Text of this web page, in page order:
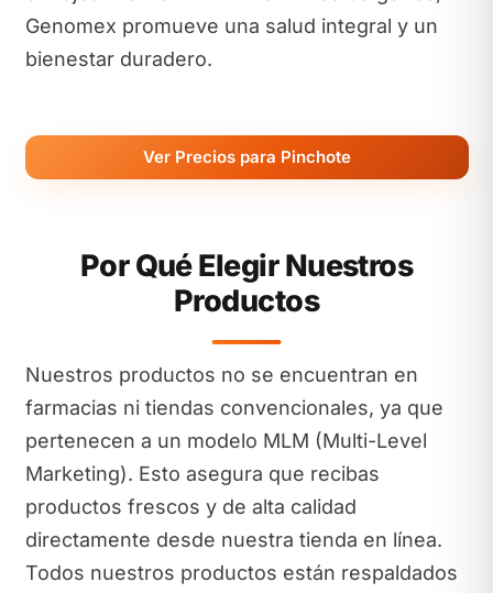
Genomex promueve una salud integral y un
bienestar duradero.
Ver Precios para Pinchote
Por Qué Elegir Nuestros
Productos
Nuestros productos no se encuentran en
farmacias ni tiendas convencionales, ya que
pertenecen a un modelo MLM (Multi-Level
Marketing). Esto asegura que recibas
productos frescos y de alta calidad
directamente desde nuestra tienda en línea.
Todos nuestros productos están respaldados